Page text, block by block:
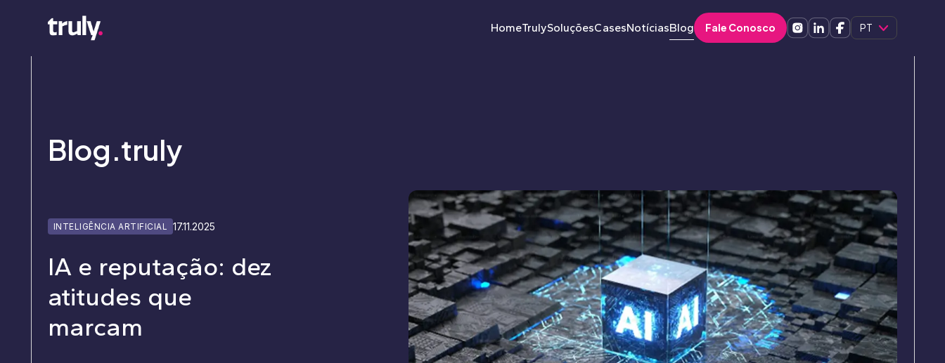
HomeTrulySoluçõesCasesNotíciasBlog Fale Conosco PT
Blog.truly
INTELIGÊNCIA ARTIFICIAL 17.11.2025
IA e reputação: dez
atitudes que
marcam